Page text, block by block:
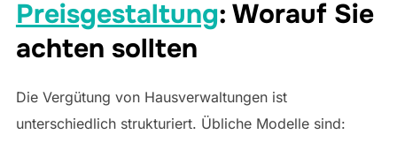
Preisgestaltung: Worauf Sie
achten sollten
Die Vergütung von Hausverwaltungen ist
unterschiedlich strukturiert. Übliche Modelle sind: